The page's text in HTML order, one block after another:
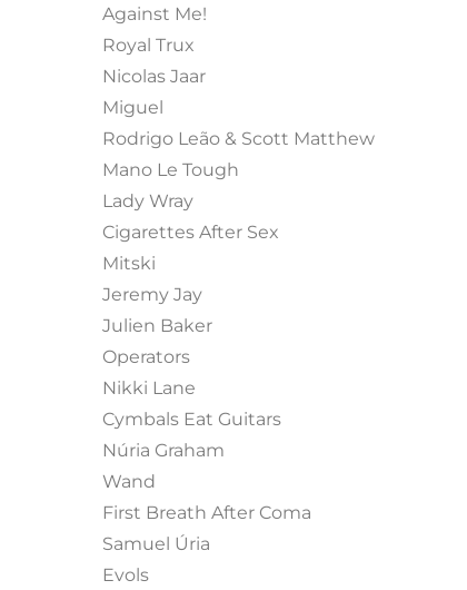
Against Me!
Royal Trux
Nicolas Jaar
Miguel
Rodrigo Leão & Scott Matthew
Mano Le Tough
Lady Wray
Cigarettes After Sex
Mitski
Jeremy Jay
Julien Baker
Operators
Nikki Lane
Cymbals Eat Guitars
Núria Graham
Wand
First Breath After Coma
Samuel Úria
Evols